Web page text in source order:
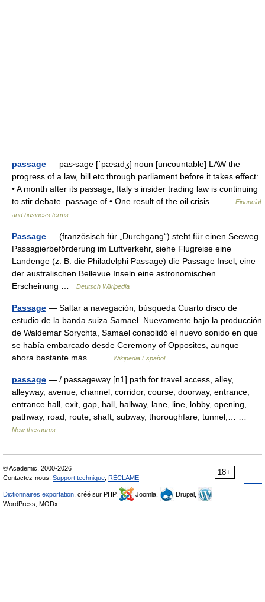
passage — pas‧sage [ˈpæsɪdʒ] noun [uncountable] LAW the
progress of a law, bill etc through parliament before it takes effect:
• A month after its passage, Italy s insider trading law is continuing
to stir debate. passage of • One result of the oil crisis… …
Financial
and business terms
Passage — (französisch für „Durchgang“) steht für einen Seeweg
Passagierbeförderung im Luftverkehr, siehe Flugreise eine
Landenge (z. B. die Philadelphi Passage) die Passage Insel, eine
der australischen Bellevue Inseln eine astronomischen
Erscheinung …
Deutsch Wikipedia
Passage — Saltar a navegación, búsqueda Cuarto disco de
estudio de la banda suiza Samael. Nuevamente bajo la producción
de Waldemar Sorychta, Samael consolidó el nuevo sonido en que
se había embarcado desde Ceremony of Opposites, aunque
ahora bastante más… …
Wikipedia Español
passage — / passageway [n1] path for travel access, alley,
alleyway, avenue, channel, corridor, course, doorway, entrance,
entrance hall, exit, gap, hall, hallway, lane, line, lobby, opening,
pathway, road, route, shaft, subway, thoroughfare, tunnel,… …
New thesaurus
18+
© Academic, 2000-2026
Contactez-nous: Support technique RÉCLAME
Dictionnaires exportation , créé sur PHP, Joomla,
Drupal,
WordPress, MODx.